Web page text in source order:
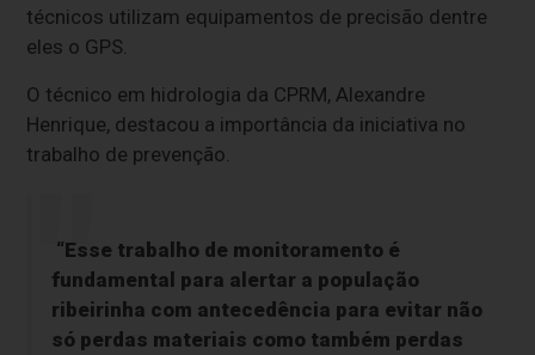
técnicos utilizam equipamentos de precisão dentre
eles o GPS.
O técnico em hidrologia da CPRM, Alexandre
Henrique, destacou a importância da iniciativa no
trabalho de prevenção.
“Esse trabalho de monitoramento é
fundamental para alertar a população
ribeirinha com antecedência para evitar não
só perdas materiais como também perdas